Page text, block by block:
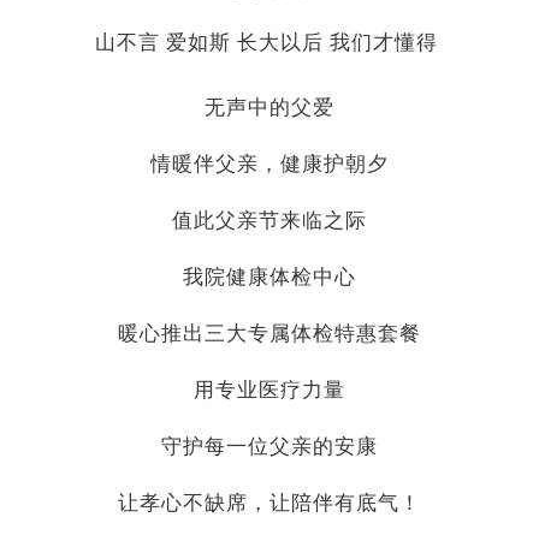
山不言 爱如斯 长大以后 我们才懂得
无声中的父爱
情暖伴父亲，健康护朝夕
值此父亲节来临之际
我院健康体检中心
暖心推出三大专属体检特惠套餐
用专业医疗力量
守护每一位父亲的安康
让孝心不缺席，让陪伴有底气！